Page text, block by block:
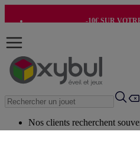
-10€ SUR
Nos clients recherchent